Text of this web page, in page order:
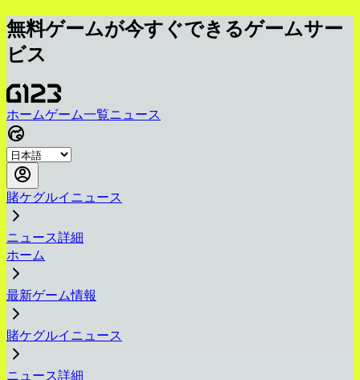
無料ゲームが今すぐできるゲームサー
ビス
ホームゲーム一覧ニュース
賭ケグルイニュース
ニュース詳細
ホーム
最新ゲーム情報
賭ケグルイニュース
ニュース詳細